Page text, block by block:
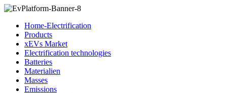
Home-Electrification
Products
xEVs Market
Electrification technologies
Batteries
Materialien
Masses
Emissions